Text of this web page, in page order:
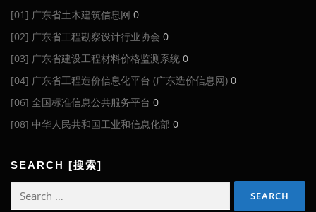
[01] 广东省土木建筑信息网 0
[02] 广东省工程勘察设计行业协会 0
[03] 广东省建设工程材料价格监测系统 0
[04] 广东省工程造价信息化平台 (广东造价信息网) 0
[06] 全国标准信息公共服务平台 0
[08] 中华人民共和国工业和信息化部 0
SEARCH [搜索]